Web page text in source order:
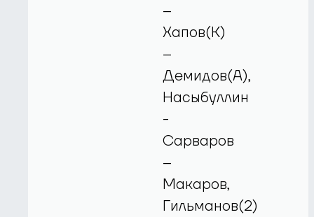
–
Хапов(К)
–
Демидов(А),
Насыбуллин
-
Сарваров
–
Макаров,
Гильманов(2)